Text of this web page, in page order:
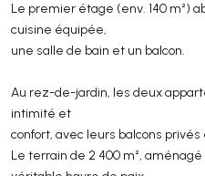
Le premier étage (env. 140 m²)
cuisine équipée,
une salle de bain et un balcon.
Au rez-de-jardin, les deux
intimité et
confort, avec leurs balcons
Le terrain de 2 400 m²,